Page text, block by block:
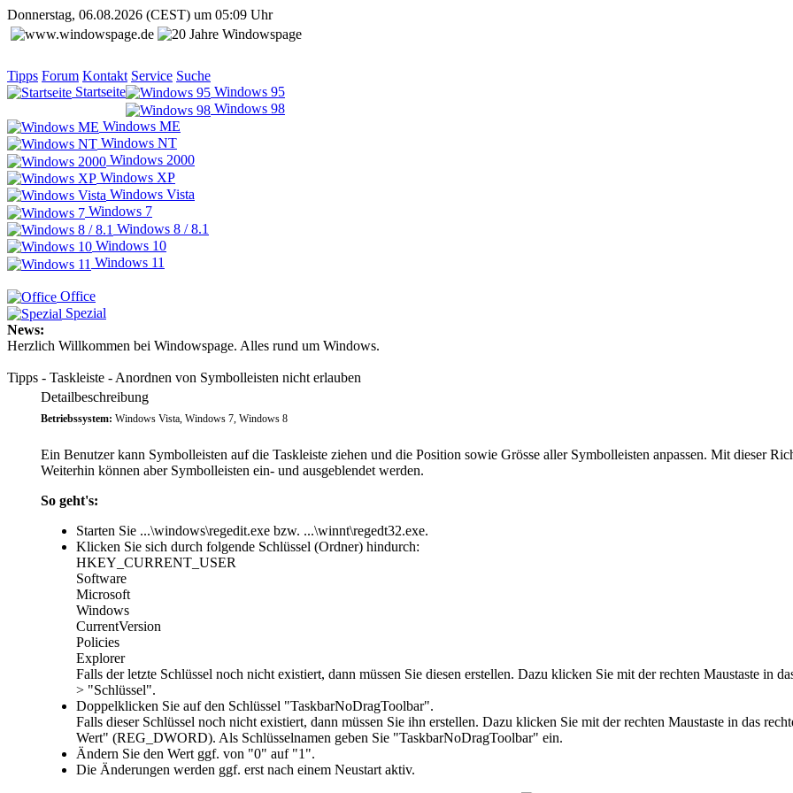
Donnerstag, 06.08.2026 (CEST) um 05:09 Uhr
Tipps Forum Kontakt Service Suche
Startseite
Windows 95
Windows 98
Windows ME
Windows NT
Windows 2000
Windows XP
Windows Vista
Windows 7
Windows 8 / 8.1
Windows 10
Windows 11
Office
Spezial
News:
Herzlich Willkommen bei Windowspage. Alles rund um Windows.
Tipps - Taskleiste - Anordnen von Symbolleisten nicht erlauben
Detailbeschreibung
Betriebssystem: Windows Vista, Windows 7, Windows 8
Ein Benutzer kann Symbolleisten auf die Taskleiste ziehen und die Position sowie Grösse aller Symbolleisten anpassen. Mit dieser
Weiterhin können aber Symbolleisten ein- und ausgeblendet werden.
So geht's:
Starten Sie ...\windows\regedit.exe bzw. ...\winnt\regedt32.exe.
Klicken Sie sich durch folgende Schlüssel (Ordner) hindurch:
HKEY_CURRENT_USER
Software
Microsoft
Windows
CurrentVersion
Policies
Explorer
Falls der letzte Schlüssel noch nicht existiert, dann müssen Sie diesen erstellen. Dazu klicken Sie mit der rechten Maustaste in
> "Schlüssel".
Doppelklicken Sie auf den Schlüssel "TaskbarNoDragToolbar".
Falls dieser Schlüssel noch nicht existiert, dann müssen Sie ihn erstellen. Dazu klicken Sie mit der rechten Maustaste in das
Wert" (REG_DWORD). Als Schlüsselnamen geben Sie "TaskbarNoDragToolbar" ein.
Ändern Sie den Wert ggf. von "0" auf "1 ".
Die Änderungen werden ggf. erst nach einem Neustart aktiv.